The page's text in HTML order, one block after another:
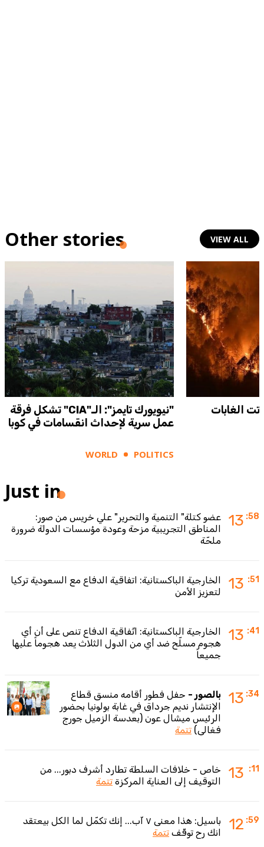
Other stories VIEW ALL
"نيويورك تايمز": الـ"CIA" تشكل فرقة
عمل سرية لإحداث انقسامات في كوبا
WORLD POLITICS
الغابات
Just in
13 :58
عضو كتلة" التنمية والتحرير" علي خريس من صور:
المناطق التجريبية مزحة وعودة مؤسسات الدولة ضرورة
ملحّة
13 :51
الخارجية الباكستانية: اتفاقية الدفاع مع السعودية تركيا
لتعزيز الأمن
13 :41
الخارجية الباكستانية: اتّفاقية الدفاع تنص على أن أي
هجوم مسلّح ضد أي من الدول الثلاث يعد هجوماً عليها
جميعاً
13 :34 بالصور - حفل فطور أقامه منسق قطاع
الإنتشار نديم جرداق في غابة بولونيا بحضور
الرئيس ميشال عون (بعدسة الزميل جورج
فغالي) تتمة
13 :11
خاص - خلافات السلطة تطارد أشرف دبور... من
التوقيف إلى العناية المركزة تتمة
12 :59
باسيل: هذا معنى ٧ آب... إنك تكمّل لما الكل بيعتقد
انك رح توقّف تتمة